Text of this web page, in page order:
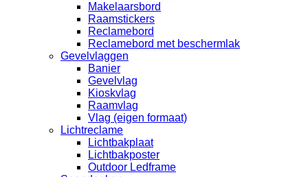
Makelaarsbord
Raamstickers
Reclamebord
Reclamebord met beschermlak
Gevelvlaggen
Banier
Gevelvlag
Kioskvlag
Raamvlag
Vlag (eigen formaat)
Lichtreclame
Lichtbakplaat
Lichtbakposter
Outdoor Ledframe